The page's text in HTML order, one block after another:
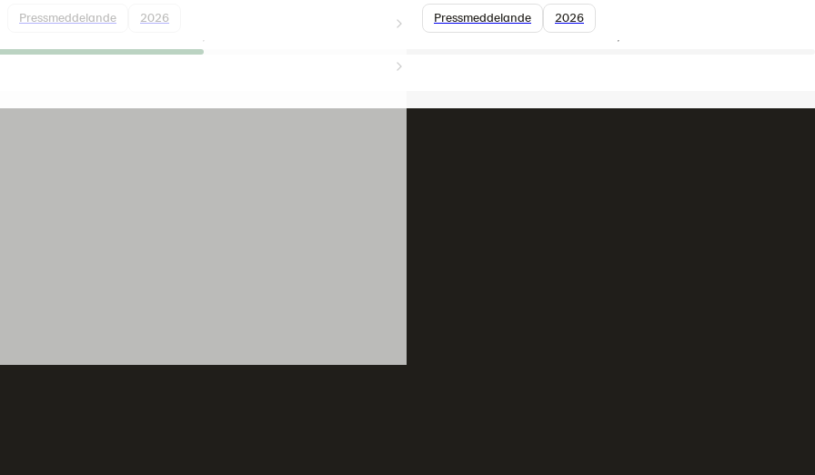
Pressmeddelande 2026 Pressmeddelande 2026